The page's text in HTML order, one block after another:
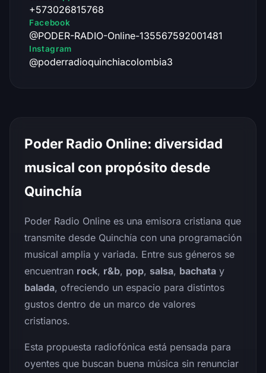
+573026815768
Facebook
@PODER-RADIO-Online-135567592001481
Instagram
@poderradioquinchiacolombia3
Poder Radio Online: diversidad
musical con propósito desde
Quinchía
Poder Radio Online es una emisora cristiana que
transmite desde Quinchía con una programación
musical amplia y variada. Entre sus géneros se
encuentran rock, r&b, pop, salsa, bachata y
balada, ofreciendo un espacio para distintos
gustos dentro de un marco de valores
cristianos.
Esta propuesta radiofónica está pensada para
oyentes que buscan buena música sin renunciar